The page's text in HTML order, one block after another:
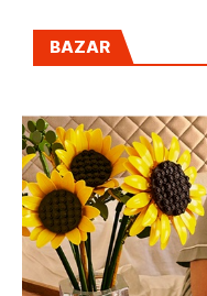
BAZAR